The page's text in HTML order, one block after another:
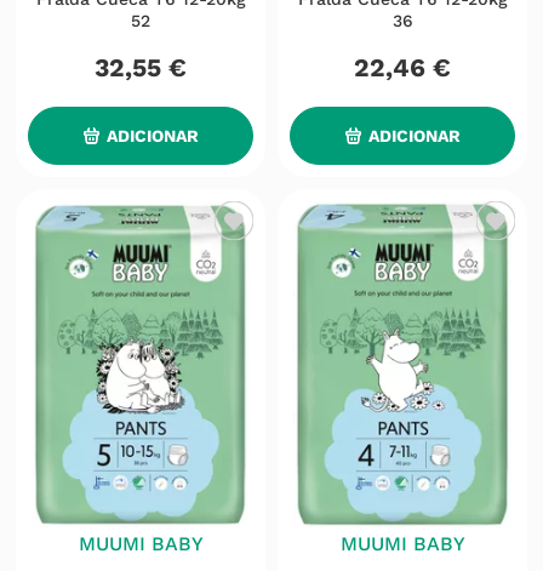
52
32,55 €
ADICIONAR
36
22,46 €
ADICIONAR
MUUMI BABY MUUMI BABY